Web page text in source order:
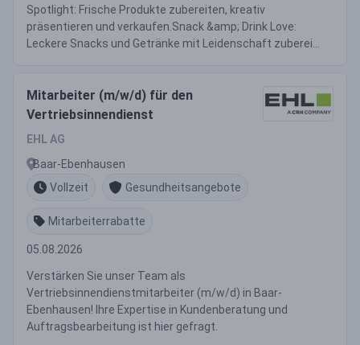
Spotlight: Frische Produkte zubereiten, kreativ
präsentieren und verkaufen.Snack &amp; Drink Love:
Leckere Snacks und Getränke mit Leidenschaft zuberei...
Mitarbeiter (m/w/d) für den
Vertriebsinnendienst
EHL AG
Baar-Ebenhausen
Vollzeit
Gesundheitsangebote
Mitarbeiterrabatte
05.08.2026
Verstärken Sie unser Team als
Vertriebsinnendienstmitarbeiter (m/w/d) in Baar-
Ebenhausen! Ihre Expertise in Kundenberatung und
Auftragsbearbeitung ist hier gefragt.